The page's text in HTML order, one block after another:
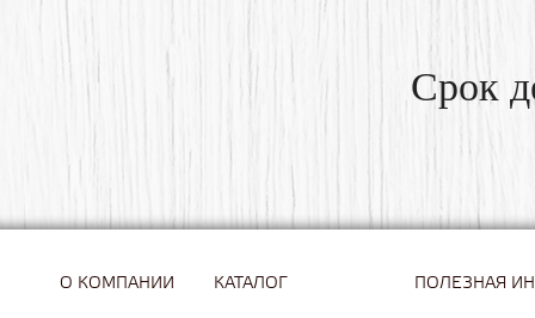
Срок
О КОМПАНИИ КАТАЛОГ ПОЛЕЗНАЯ